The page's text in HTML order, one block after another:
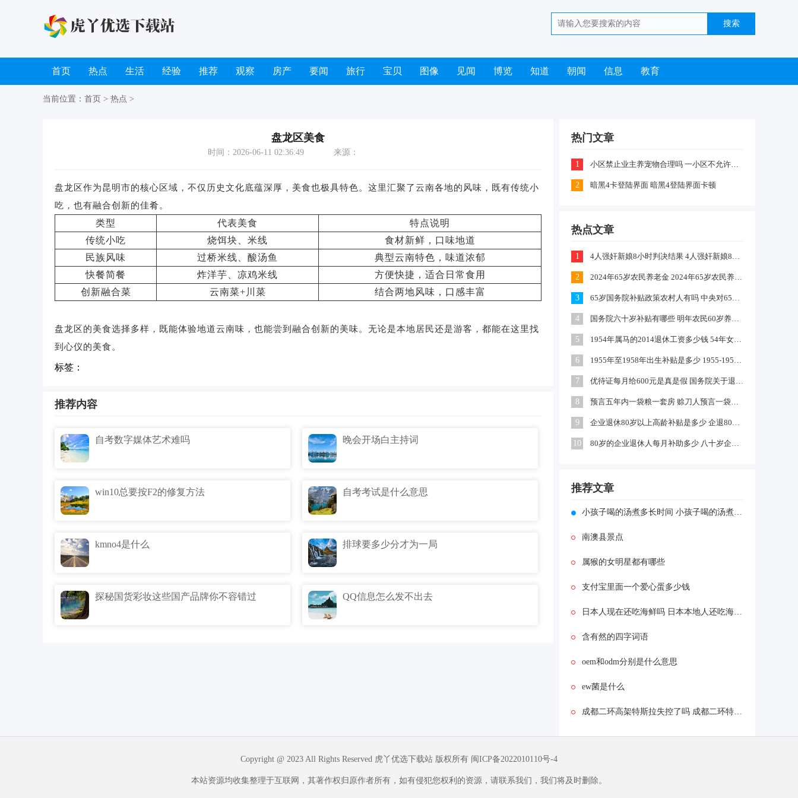
首页 热点 生活 经验 推荐 观察 房产 要闻 旅行 宝贝 图像 见闻 博览 知道 朝闻 信息 教育
当前位置： 首页 > 热点 >
盘龙区美食
时间：2026-06-11 02:36:49 来源：
盘龙区作为昆明市的核心区域，不仅历史文化底蕴深厚，美食也极具特色。这里汇聚了云南各地的风味，既有传统小
吃，也有融合创新的佳肴。
类型 代表美食
特点说明
传统小吃
烧饵块、米线
食材新鲜，口味地道
民族风味
过桥米线、酸汤鱼
典型云南特色，味道浓郁
快餐简餐
炸洋芋、凉鸡米线
方便快捷，适合日常食用
创新融合菜
云南菜+川菜 结合两地风味，口感丰富
盘龙区的美食选择多样，既能体验地道云南味，也能尝到融合创新的美味。无论是本地居民还是游客，都能在这里找
到心仪的美食。
标签：
推荐内容
自考数字媒体艺术难吗 晚会开场白主持词
win10总要按F2的修复方法 自考考试是什么意思
kmno4是什么 排球要多少分才为一局
探秘国货彩妆这些国产品牌你不容错过 QQ信息怎么发不出去
热门文章
1 小区禁止业主养宠物合理吗 一小区不允许业主喂养猫咪和狗狗是怎么回事
2 暗黑4卡登陆界面 暗黑4登陆界面卡顿
热点文章
1 4人强奸新娘8小时判决结果 4人强奸新娘8小时案件嫌疑犯判刑什么情况
2 2024年65岁农民养老金 2024年65岁农民养老金上涨多少
3 65岁国务院补贴政策农村人有吗 中央对65岁以上老人有补贴吗
4 国务院六十岁补贴有哪些 明年农民60岁养老金每月领多少钱
5 1954年属马的2014退休工资多少钱 54年女马出生农村每年养老金多少
6 1955年至1958年出生补贴是多少 1955-1958年出生补贴在哪领
7 优待证每月给600元是真是假 国务院关于退伍军人每月补助文件
8 预言五年内一袋粮一套房 赊刀人预言一袋面换五栋楼真的吗
9 企业退休80岁以上高龄补贴是多少 企退80岁以上有100元补贴吗
10 80岁的企业退休人每月补助多少 八十岁企退人员补发工资吗
推荐文章
小孩子喝的汤煮多长时间 小孩子喝的汤煮多久的时间合适
南澳县景点
属猴的女明星都有哪些
支付宝里面一个爱心蛋多少钱
日本人现在还吃海鲜吗 日本本地人还吃海鲜吗
含有然的四字词语
oem和odm分别是什么意思
ew菌是什么
成都二环高架特斯拉失控了吗 成都二环特斯拉着火原因是什么？
Copyright @ 2023 All Rights Reserved 虎丫优选下载站 版权所有 闽ICP备2022010110号-4
本站资源均收集整理于互联网，其著作权归原作者所有，如有侵犯您权利的资源，请联系我们，我们将及时删除。